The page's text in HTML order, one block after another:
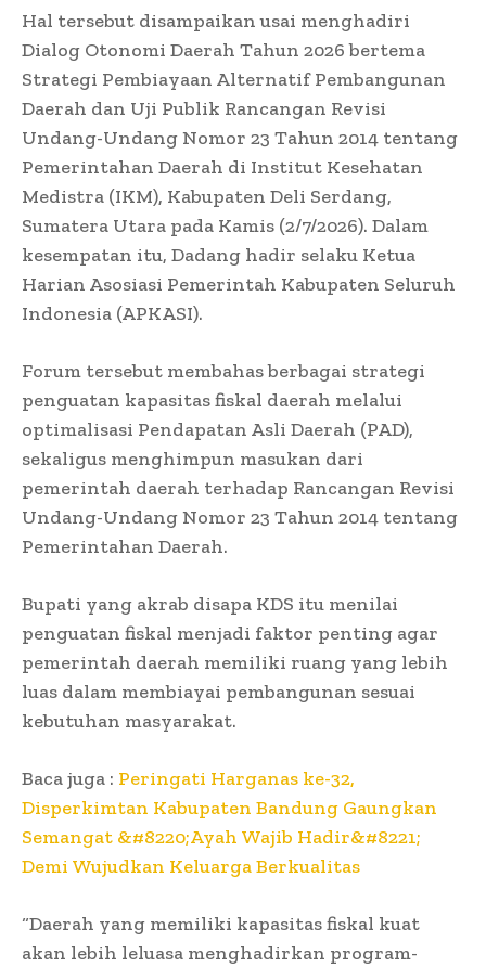
Hal tersebut disampaikan usai menghadiri
Dialog Otonomi Daerah Tahun 2026 bertema
Strategi Pembiayaan Alternatif Pembangunan
Daerah dan Uji Publik Rancangan Revisi
Undang-Undang Nomor 23 Tahun 2014 tentang
Pemerintahan Daerah di Institut Kesehatan
Medistra (IKM), Kabupaten Deli Serdang,
Sumatera Utara pada Kamis (2/7/2026). Dalam
kesempatan itu, Dadang hadir selaku Ketua
Harian Asosiasi Pemerintah Kabupaten Seluruh
Indonesia (APKASI).
Forum tersebut membahas berbagai strategi
penguatan kapasitas fiskal daerah melalui
optimalisasi Pendapatan Asli Daerah (PAD),
sekaligus menghimpun masukan dari
pemerintah daerah terhadap Rancangan Revisi
Undang-Undang Nomor 23 Tahun 2014 tentang
Pemerintahan Daerah.
Bupati yang akrab disapa KDS itu menilai
penguatan fiskal menjadi faktor penting agar
pemerintah daerah memiliki ruang yang lebih
luas dalam membiayai pembangunan sesuai
kebutuhan masyarakat.
Baca juga : Peringati Harganas ke-32,
Disperkimtan Kabupaten Bandung Gaungkan
Semangat &#8220;Ayah Wajib Hadir&#8221;
Demi Wujudkan Keluarga Berkualitas
“Daerah yang memiliki kapasitas fiskal kuat
akan lebih leluasa menghadirkan program-